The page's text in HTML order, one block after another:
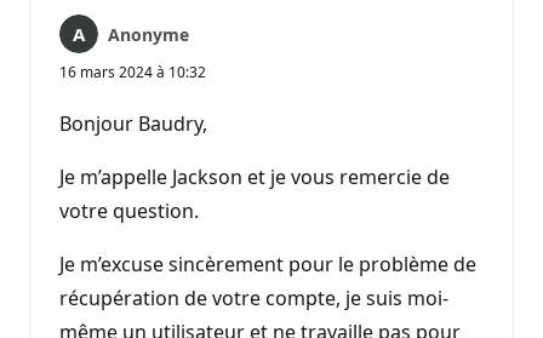
Anonyme
16 mars 2024 à 10:32
Bonjour Baudry,
Je m’appelle Jackson et je vous remercie de
votre question.
Je m’excuse sincèrement pour le problème de
récupération de votre compte, je suis moi-
même un utilisateur et ne travaille pas pour